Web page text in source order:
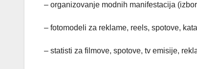
– organizovanje modnih manifestacija
– fotomodeli za reklame, reels, spotove,
– statisti za filmove, spotove, tv emisije,